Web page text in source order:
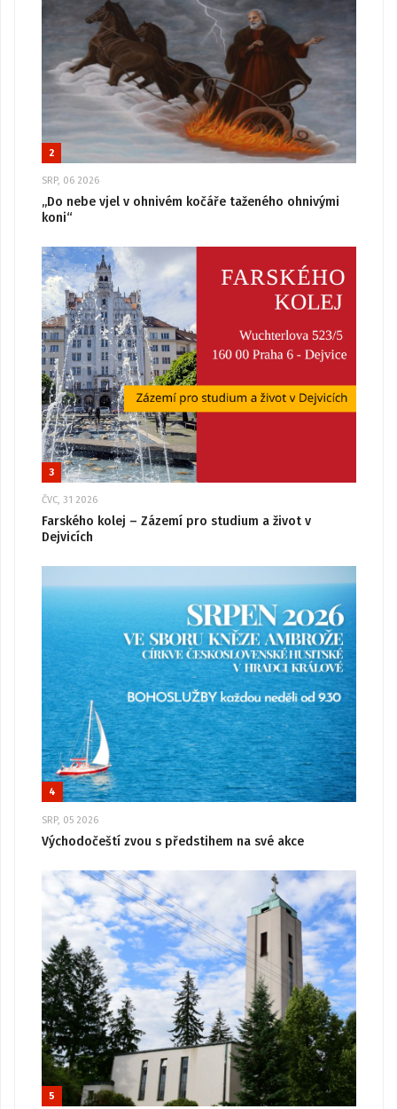
2
SRP, 06 2026
„Do nebe vjel v ohnivém kočáře taženého ohnivými
koni“
3
ČVC, 31 2026
Farského kolej – Zázemí pro studium a život v
Dejvicích
4
SRP, 05 2026
Východočeští zvou s předstihem na své akce
5